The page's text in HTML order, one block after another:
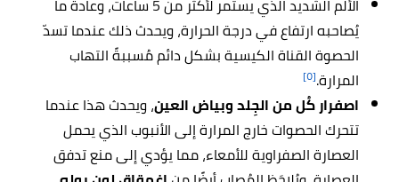
الألم الشديد الذي يستمر لأكثر من 5 ساعات، وعادةً ما
يُصاحبه ارتفاع في درجة الحرارة، ويحدث ذلك عندما تسدّ
الحصوة القناة الكيسية بشكل دائم مُسببةً التهاب
المرارة.[٥]
اصفرار كُل من الجِلد وبياض العين، ويحدث هذا عندما
تتحرك الحصوات خارج المرارة إلى الأنبوب الذي يحمل
العصارة الصفراوية للأمعاء، مما يؤدي إلى منع تدفق